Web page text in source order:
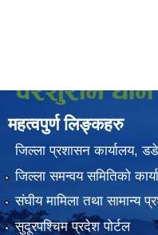
महत्वपुर्ण लिङ्कहरु
जिल्ला प्रशासन कार्यालय,
जिल्ला समन्वय समितिको
संघीय मामिला तथा सामान्य
सुदूरपश्चिम प्रदेश पोर्टल